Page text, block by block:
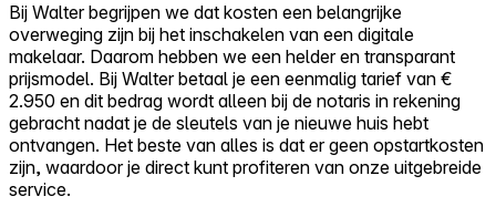
Bij Walter begrijpen we dat kosten een belangrijke
overweging zijn bij het inschakelen van een digitale
makelaar. Daarom hebben we een helder en transparant
prijsmodel. Bij Walter betaal je een eenmalig tarief van €
2.950 en dit bedrag wordt alleen bij de notaris in rekening
gebracht nadat je de sleutels van je nieuwe huis hebt
ontvangen. Het beste van alles is dat er geen opstartkosten
zijn, waardoor je direct kunt profiteren van onze uitgebreide
service.